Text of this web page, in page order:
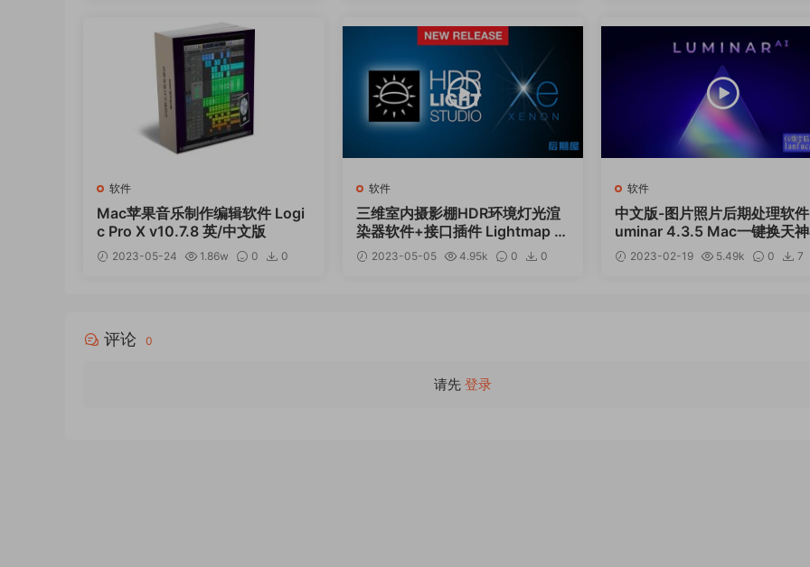
软件
Mac苹果音乐制作编辑软件 Logi
c Pro X v10.7.8 英/中文版
2023-05-24 1.86w 0
0
软件
三维室内摄影棚HDR环境灯光渲
染器软件+接口插件 Lightmap H
DR Light Studio Xenon V8.1.0.
2023.0425 Win
2023-05-05 4.95k 0
0
软件
中文版-图片照片后期处理软
uminar 4.3.5 Mac一键换天
2023-02-19 5.49k 0
7
评论 0
请先 登录